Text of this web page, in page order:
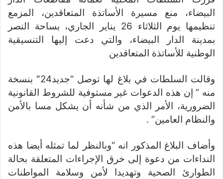
البيضاء، منع مسيرة الأساتذة المتعاقدين، المزمع
تنظيمها يوم الثلاثاء 26 يناير الجاري، بساحة النصر
بمدينة الدار البيضاء، والتي دعت إليها التنسيقية
الوطنية للأساتذة المتعاقدين
وقالت السلطات في بلاغ لها توصل “جديد24″ بنسخة
منه ” إن هذه الدعوات غير مستوفية للشروط القانونية
الضرورية، الأمر الذي من شأنه أن يشكل مسا بالأمن
والنظام العامين” .
وأضاف البلاغ المذكور انه “وبالنظر لما تمثله أيضا هذه
النداءات من دعوة إلى خرق الإجراءات المتعلقة بحالة
الطوارئ الصحية وتهديدا لأمن وسلامة المواطنات